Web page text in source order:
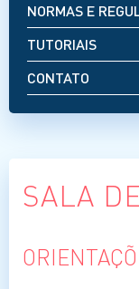
NORMAS E
TUTORIAIS
CONTATO
SALA